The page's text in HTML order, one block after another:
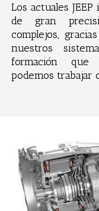
Los actuales
de gran
complejos,
nuestros
formación que
podemos trabajar